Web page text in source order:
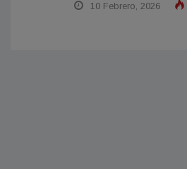
10 Febrero, 2026